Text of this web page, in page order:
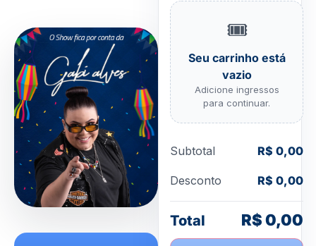
🎟️
Seu carrinho está
vazio
Adicione ingressos
para continuar.
Subtotal R$ 0,00
Desconto R$ 0,00
Total R$0,00